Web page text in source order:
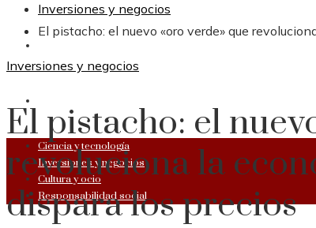
Ciencia y tecnología
Inversiones y negocios
Cultura y ocio
Responsabilidad social
Inversiones y negocios
El pistacho: el nuevo «oro verde» que
Inversiones y negocios
El pistacho: el
revoluciona la
dispara los precios